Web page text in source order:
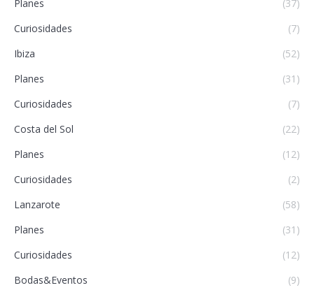
Planes
(37)
Curiosidades
(7)
Ibiza
(52)
Planes
(31)
Curiosidades
(7)
Costa del Sol
(22)
Planes
(12)
Curiosidades
(2)
Lanzarote
(58)
Planes
(31)
Curiosidades
(12)
Bodas&Eventos
(9)